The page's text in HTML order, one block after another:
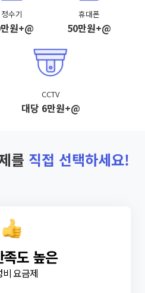
정수기
원+@
휴대폰
50만원+@
CCTV
대당 6만원+@
를 직접 선택하세요!
도 높은
비 요금제